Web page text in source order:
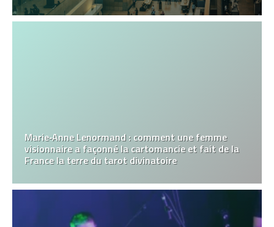
Marie‑Anne Lenormand : comment une femme
visionnaire a façonné la cartomancie et fait de la
France la terre du tarot divinatoire